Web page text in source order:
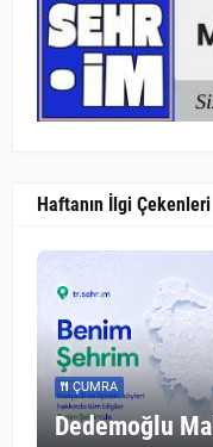
Haftanın İlgi Çekenleri
ÇUMRA
Dedemoğlu